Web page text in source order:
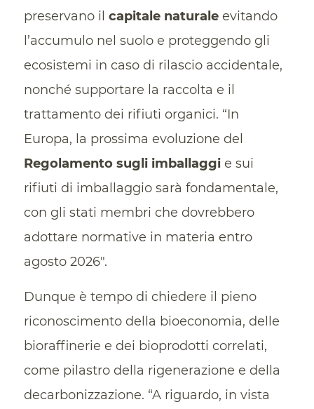
preservano il capitale naturaleevitando
l’accumulo nel suolo e proteggendo gli
ecosistemi in caso di rilascio accidentale,
nonché supportare la raccolta e il
trattamento dei rifiuti organici. “In
Europa, la prossima evoluzione del
Regolamento sugli imballaggie sui
rifiuti di imballaggio sarà fondamentale,
con gli stati membri che dovrebbero
adottare normative in materia entro
agosto 2026″.
Dunque è tempo di chiedere il pieno
riconoscimento della bioeconomia, delle
bioraffinerie e dei bioprodotti correlati,
come pilastro della rigenerazione e della
decarbonizzazione. “A riguardo, in vista